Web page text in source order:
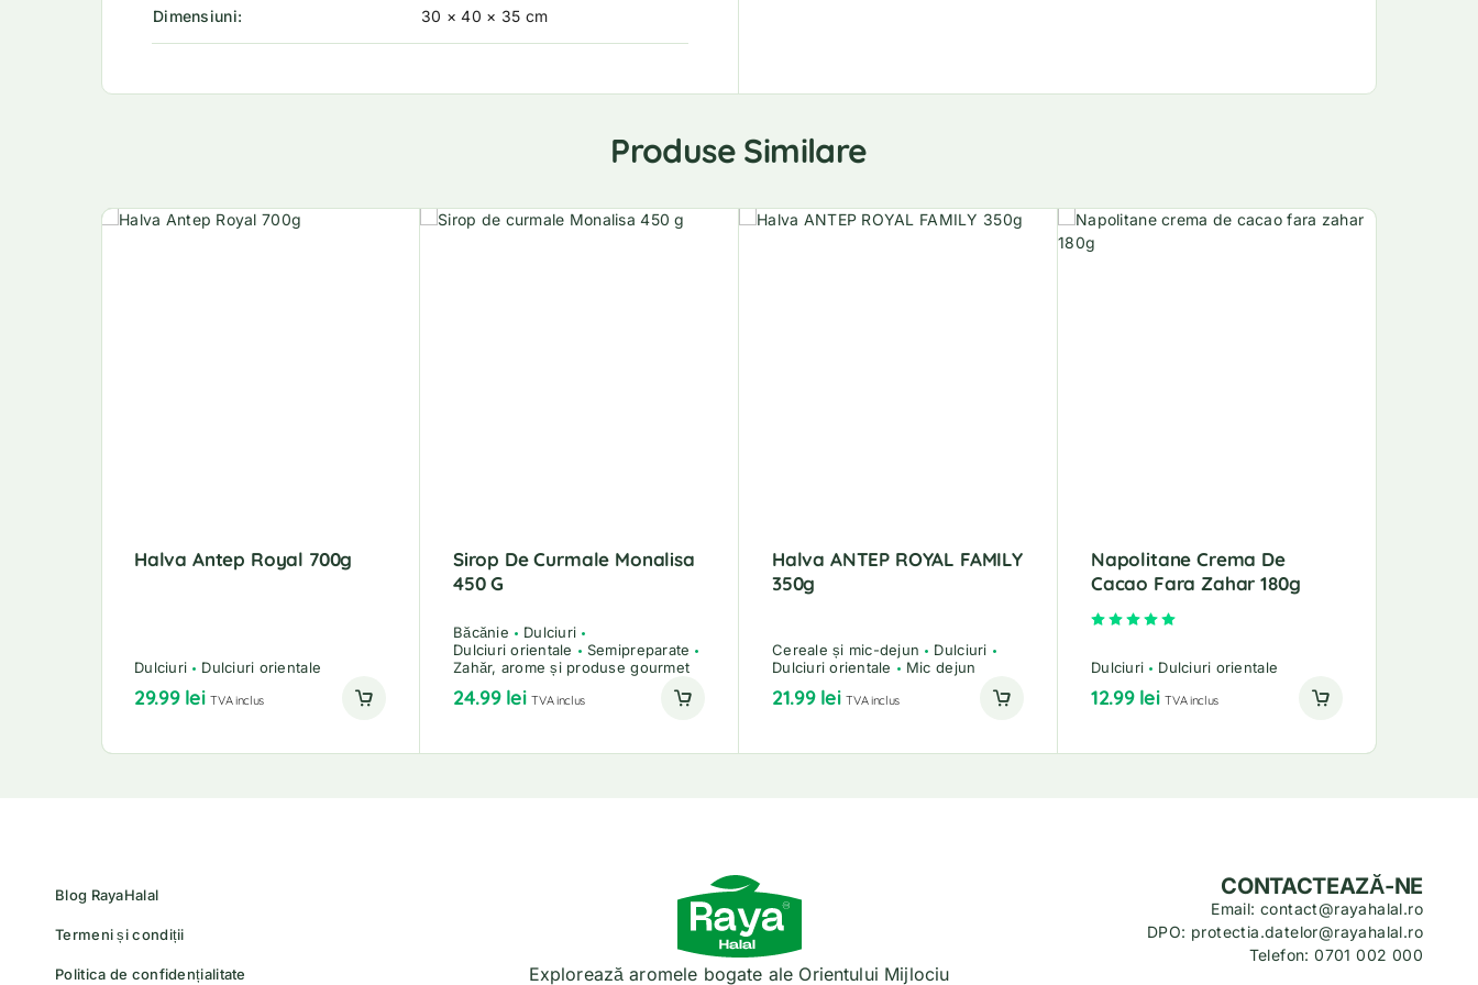
Dimensiuni 30 × 40 × 35 cm
Produse Similare
Halva Antep Royal 700g
Dulciuri Dulciuri orientale
29.99 lei TVA inclus
Sirop De Curmale Monalisa
450 G
Băcănie
Dulciuri
Dulciuri orientale
Semipreparate
Zahăr, arome și produse gourmet
24.99 lei TVA inclus
Halva ANTEP ROYAL FAMILY
350g
Cereale și mic-dejun
Dulciuri
Dulciuri orientale
Mic dejun
21.99 lei TVA inclus
Napolitane Crema De
Cacao Fara Zahar 180g
Dulciuri Dulciuri orientale
12.99 lei TVA inclus
Blog RayaHalal
Termeni și condiții
Politica de confidențialitate Explorează aromele bogate ale Orientului Mijlociu
CONTACTEAZĂ-NE
Email: contact@rayahalal.ro
DPO: protectia.datelor@rayahalal.ro
Telefon: 0701 002 000